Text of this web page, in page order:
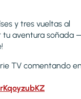
y tres vueltas al
tu aventura soñada
TV comentando